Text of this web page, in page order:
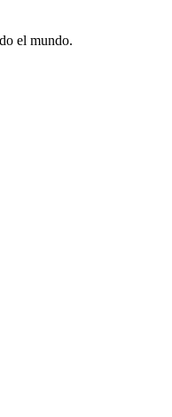
el mundo.